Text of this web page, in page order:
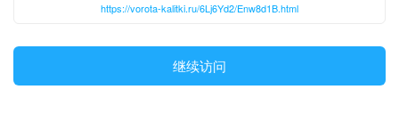
https://vorota-kalitki.ru/6Lj6Yd2/Enw8d1B.html
继续访问